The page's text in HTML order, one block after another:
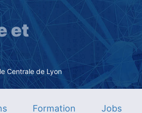
et
Centrale de Lyon
Formation Jobs